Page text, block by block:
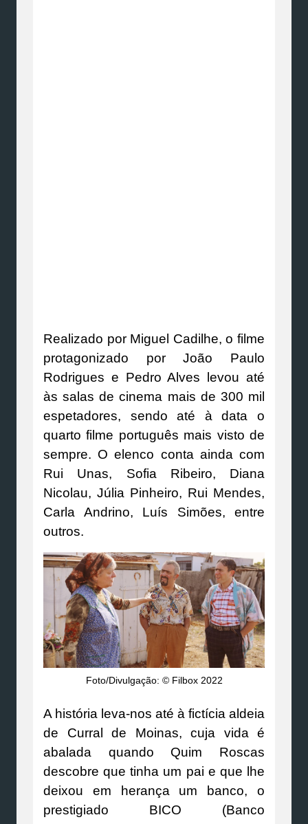
Realizado por Miguel Cadilhe, o filme
protagonizado por João Paulo
Rodrigues e Pedro Alves levou até
às salas de cinema mais de 300 mil
espetadores, sendo até à data o
quarto filme português mais visto de
sempre. O elenco conta ainda com
Rui Unas, Sofia Ribeiro, Diana
Nicolau, Júlia Pinheiro, Rui Mendes,
Carla Andrino, Luís Simões, entre
outros.
Foto/Divulgação: © Filbox 2022
A história leva-nos até à fictícia aldeia
de Curral de Moinas, cuja vida é
abalada quando Quim Roscas
descobre que tinha um pai e que lhe
deixou em herança um banco, o
prestigiado BICO (Banco